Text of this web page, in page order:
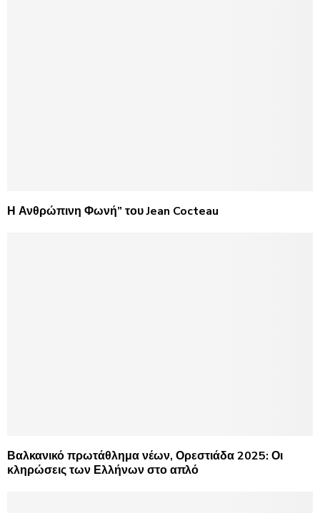
Η Ανθρώπινη Φωνή” του Jean Cocteau
Βαλκανικό πρωτάθλημα νέων, Ορεστιάδα 2025: Οι
κληρώσεις των Ελλήνων στο απλό